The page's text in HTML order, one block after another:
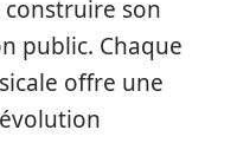
son
public. Chaque
offre une